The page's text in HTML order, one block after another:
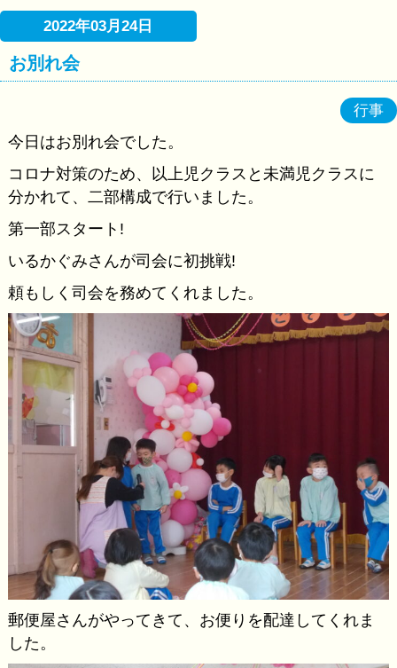
2022年03月24日
お別れ会
行事
今日はお別れ会でした。
コロナ対策のため、以上児クラスと未満児クラスに
分かれて、二部構成で行いました。
第一部スタート!
いるかぐみさんが司会に初挑戦!
頼もしく司会を務めてくれました。
郵便屋さんがやってきて、お便りを配達してくれま
した。